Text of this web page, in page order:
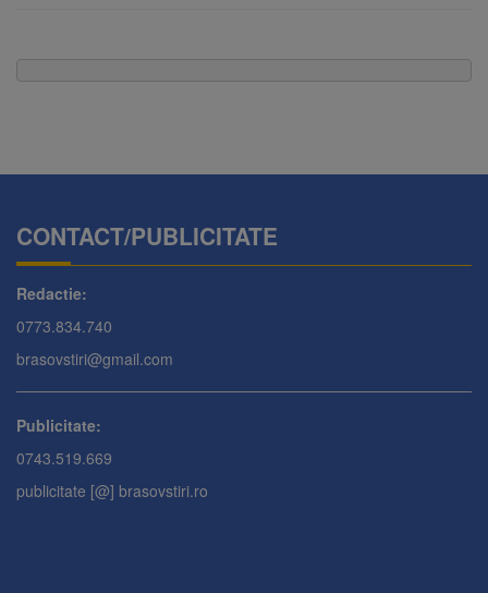
CONTACT/PUBLICITATE
Redactie:
0773.834.740
brasovstiri@gmail.com
Publicitate:
0743.519.669
publicitate [@] brasovstiri.ro